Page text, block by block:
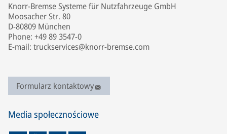
Knorr-Bremse Systeme für Nutzfahrzeuge GmbH
Moosacher Str. 80
D-80809 München
Phone: +49 89 3547-0
E-mail: truckservices@knorr-bremse.com
Formularz kontaktowy
Media społecznościowe